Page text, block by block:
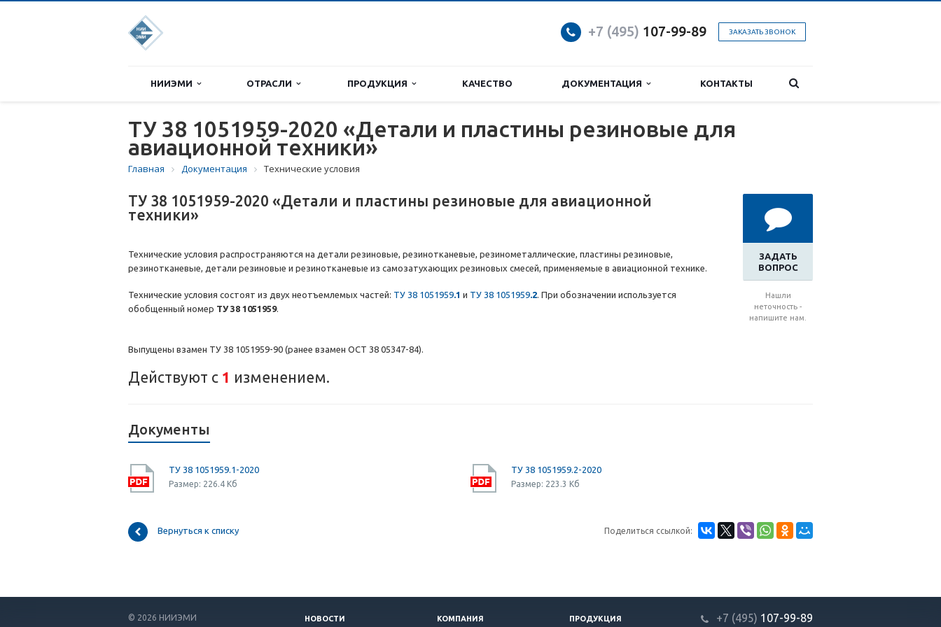
ЗАКАЗАТЬ ЗВОНОК
+7 (495) 107-99-89
НИИЭМИ ОТРАСЛИ ПРОДУКЦИЯ КАЧЕСТВО ДОКУМЕНТАЦИЯ КОНТАКТЫ
ТУ 38 1051959-2020 «Детали и пластины резиновые для
авиационной техники»
Главная Документация Технические условия
ЗАДАТЬ
ВОПРОС
Нашли
неточность -
напишите нам.
ТУ 38 1051959-2020 «Детали и пластины резиновые для авиационной
техники»
Технические условия распространяются на детали резиновые, резинотканевые, резинометаллические, пластины резиновые,
резинотканевые, детали резиновые и резинотканевые из самозатухающих резиновых смесей, применяемые в авиационной технике.
Технические условия состоят из двух неотъемлемых частей: ТУ 38 1051959.1 и ТУ 38 1051959.2. При обозначении используется
обобщенный номер ТУ 38 1051959.
Выпущены взамен ТУ 38 1051959-90 (ранее взамен ОСТ 38 05347-84).
Действуют с 1 изменением.
Документы
ТУ 38 1051959.1-2020
Размер: 226.4 Кб
ТУ 38 1051959.2-2020
Размер: 223.3 Кб
Поделиться ссылкой:
Вернуться к списку
© 2026 НИИЭМИ НОВОСТИ КОМПАНИЯ ПРОДУКЦИЯ +7 (495) 107-99-89